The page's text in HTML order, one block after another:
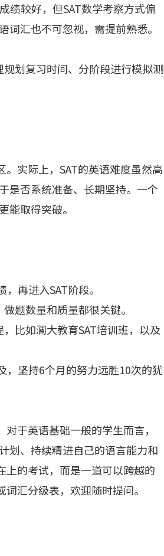
绩较好，但SAT数学考察方式偏
汇也不可忽视，需提前熟悉。
划复习时间、分阶段进行模拟测
实际上，SAT的英语难度虽然高
否系统准备、长期坚持。一个
能取得突破。
再进入SAT阶段。
题数量和质量都很关键。
比如澜大教育SAT培训班，以及
，坚持6个月的努力远胜10次的犹
于英语基础一般的学生而言，
划、持续精进自己的语言能力和
上的考试，而是一道可以跨越的
汇分级表，欢迎随时提问。